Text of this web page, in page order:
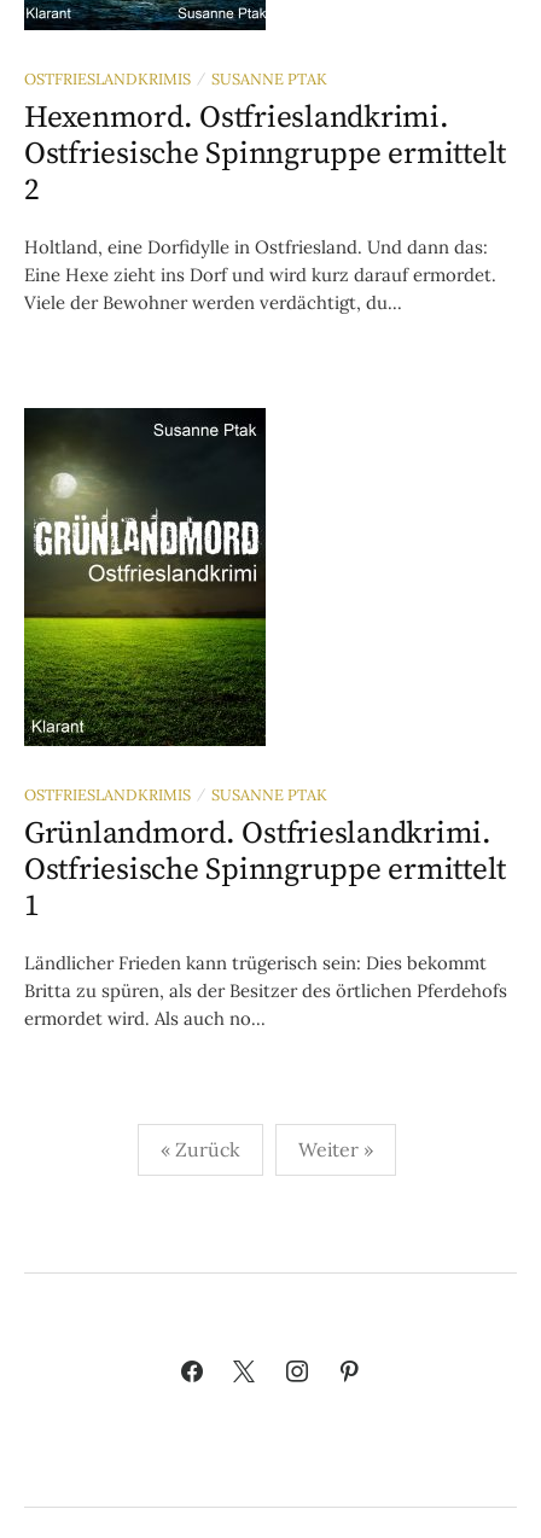
OSTFRIESLANDKRIMIS / SUSANNE PTAK
Hexenmord. Ostfrieslandkrimi.
Ostfriesische Spinngruppe ermittelt
2
Holtland, eine Dorfidylle in Ostfriesland. Und dann das:
Eine Hexe zieht ins Dorf und wird kurz darauf ermordet.
Viele der Bewohner werden verdächtigt, du...
OSTFRIESLANDKRIMIS / SUSANNE PTAK
Grünlandmord. Ostfrieslandkrimi.
Ostfriesische Spinngruppe ermittelt
1
Ländlicher Frieden kann trügerisch sein: Dies bekommt
Britta zu spüren, als der Besitzer des örtlichen Pferdehofs
ermordet wird. Als auch no...
Seitennummerierung
« Zurück Weiter »